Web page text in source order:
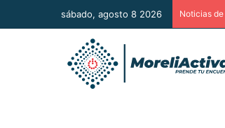
sábado, agosto 8 2026 Noticias